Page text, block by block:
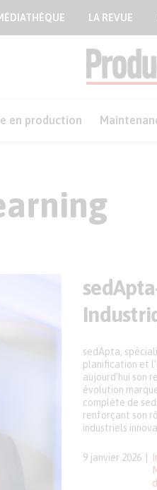
LA REVUE
en production
9 janvier 2026
sedApta,
planification et
aujourd’hui son
évolution
complète de
renforçant son
industriels